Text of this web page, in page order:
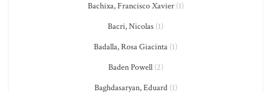
Bachixa, Francisco Xavier(1)
Bacri, Nicolas (1)
Badalla, Rosa Giacinta (1)
Baden Powell(2)
Baghdasaryan, Eduard(1)